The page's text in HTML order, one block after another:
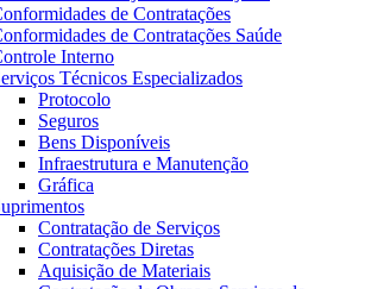
de Contratações
de Contratações Saúde
Interno
Técnicos Especializados
Protocolo
Seguros
Bens Disponíveis
Infraestrutura e Manutenção
Gráfica
Contratação de Serviços
Contratações Diretas
Aquisição de Materiais